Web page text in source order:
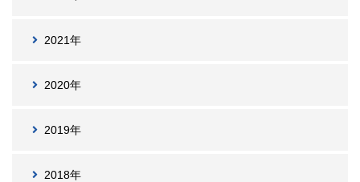
2021年
2020年
2019年
2018年